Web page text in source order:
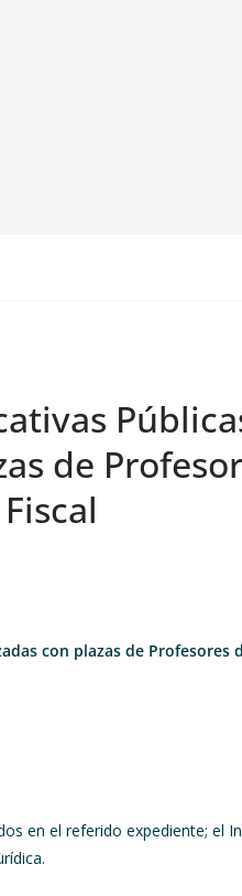
de
con plazas de Profesores
en el referido expediente; el